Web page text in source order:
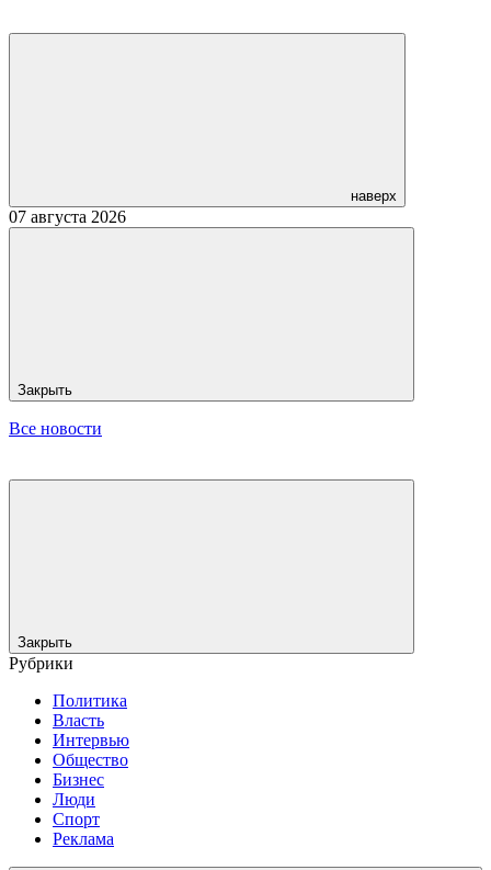
наверх
07 августа 2026
Закрыть
Все новости
Закрыть
Рубрики
Политика
Власть
Интервью
Общество
Бизнес
Люди
Спорт
Реклама